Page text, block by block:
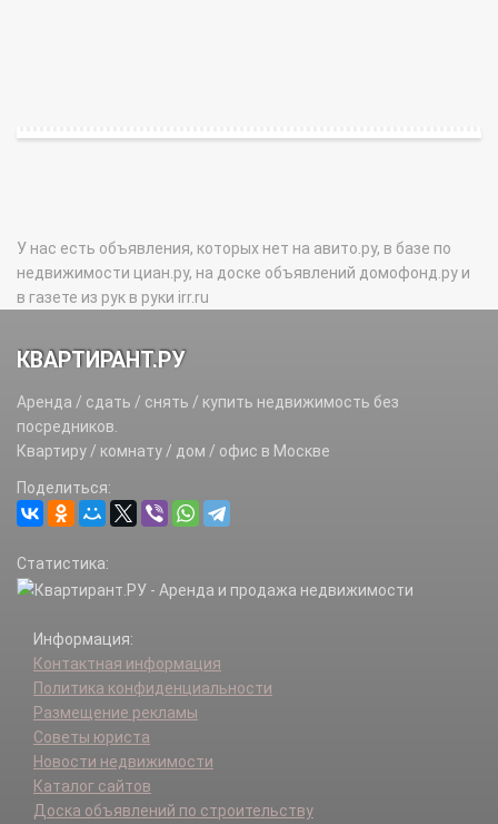
У нас есть объявления, которых нет на авито.ру, в базе по
недвижимости циан.ру, на доске объявлений домофонд.ру и
в газете из рук в руки irr.ru
КВАРТИРАНТ.РУ
Аренда / сдать / снять / купить недвижимость без
посредников.
Квартиру / комнату / дом / офис в Москве
Поделиться:
Статистика:
Информация:
Контактная информация
Политика конфиденциальности
Размещение рекламы
Советы юриста
Новости недвижимости
Каталог сайтов
Доска объявлений по строительству